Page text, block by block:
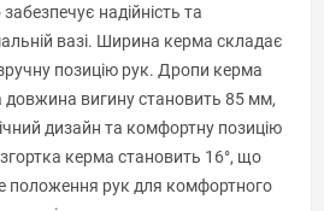
надійність та
вазі. Ширина керма складає
позицію рук. Дропи керма
вигину становить 85 мм,
дизайн та комфортну позицію
керма становить 16°, що
положення рук для комфортного